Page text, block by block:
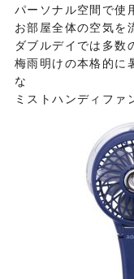
パーソナル空間で使
お部屋全体の空気を
ダブルデイでは多数
梅雨明けの本格的に
な
ミストハンディファ